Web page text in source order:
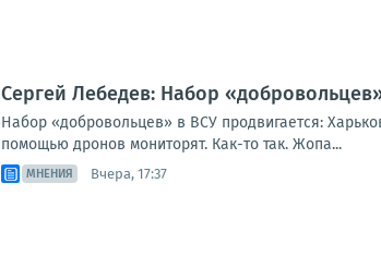
Сергей Лебедев: Набор
Набор «добровольцев» в ВСУ продвигается:
помощью дронов мониторят. Как-то так. Жопа...
МНЕНИЯ Вчера, 17:37